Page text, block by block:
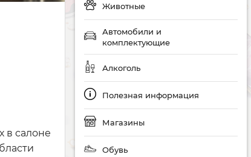
Животные
Автомобили и
комплектующие
Алкоголь
Полезная информация
Магазины
Обувь
в салоне